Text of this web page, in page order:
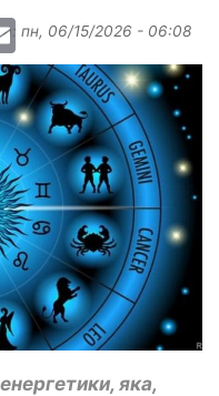
Email
пн, 06/15/2026 - 06:08
яка,